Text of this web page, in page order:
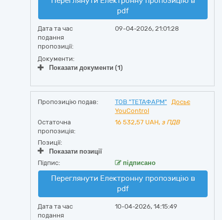
pdf
Дата та час
подання
пропозиції:
09-04-2026, 21:01:28
Документи:
Показати документи (1)
Пропозицію подав: ТОВ "ТЕТАФАРМ"
Досьє
YouControl
Остаточна
пропозиція:
16 532,57 UAH, з ПДВ
Позиції:
Показати позиції
Підпис:
підписано
Переглянути Електронну пропозицію в
pdf
Дата та час
подання
10-04-2026, 14:15:49